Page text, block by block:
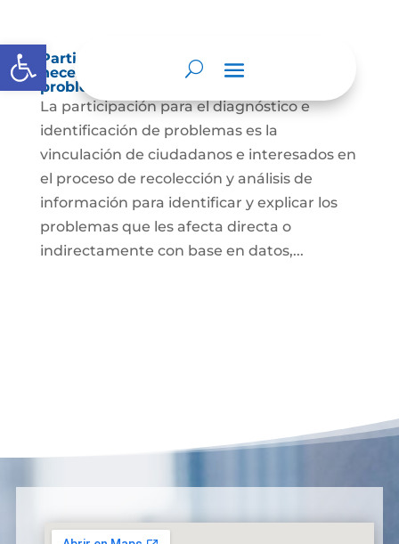
Abrir barra de herramientas
Participación para el diagnóstico de
necesidades e identificación de
problemas.
La participación para el diagnóstico e
identificación de problemas es la
vinculación de ciudadanos e interesados en
el proceso de recolección y análisis de
información para identificar y explicar los
problemas que les afecta directa o
indirectamente con base en datos,...